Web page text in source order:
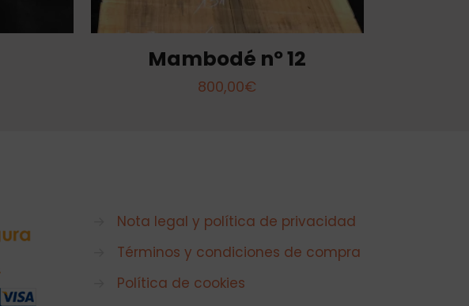
Mambodé nº 12
800,00€
Nota legal y política de privacidad
Términos y condiciones de compra
Política de cookies